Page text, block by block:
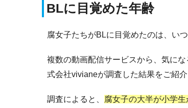
BLに目覚めた年齢
腐女子たちがBLに目覚めたのは、い
複数の動画配信サービスから、気に
式会社vivianeが調査した結果をご紹介
調査によると、 腐女子の大半が小学